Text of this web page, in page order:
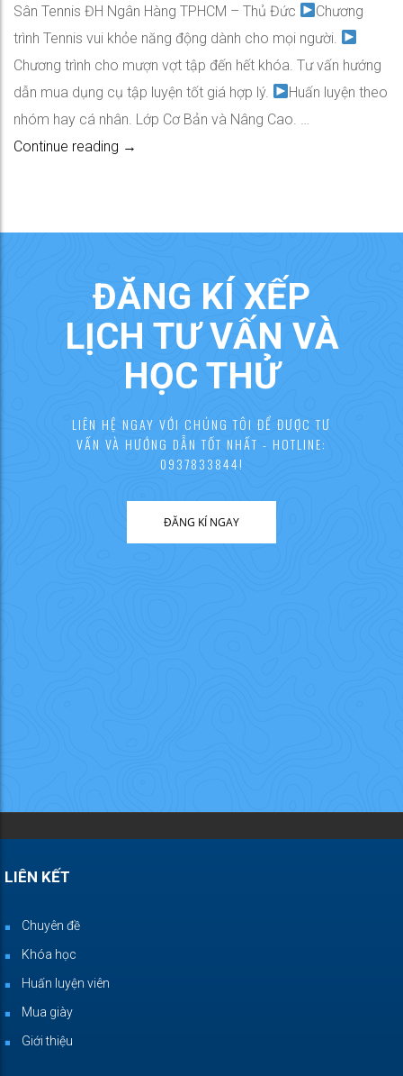
Sân Tennis ĐH Ngân Hàng TPHCM – Thủ Đức
Chương
trình Tennis vui khỏe năng động dành cho mọi người.
Chương trình cho mượn vợt tập đến hết khóa. Tư vấn hướng
dẫn mua dụng cụ tập luyện tốt giá hợp lý.
Huấn luyện theo
nhóm hay cá nhân. Lớp Cơ Bản và Nâng Cao. …
Continue reading Khai Giảng Lớp Tennis Quận Thủ Đức TPHCM
→
ĐĂNG KÍ XẾP
LỊCH TƯ VẤN VÀ
HỌC THỬ
LIÊN HỆ NGAY VỚI CHÚNG TÔI ĐỂ ĐƯỢC TƯ
VẤN VÀ HƯỚNG DẪN TỐT NHẤT - HOTLINE:
0937833844!
ĐĂNG KÍ NGAY
LIÊN KẾT
Chuyên đề
Khóa học
Huấn luyện viên
Mua giày
Giới thiệu